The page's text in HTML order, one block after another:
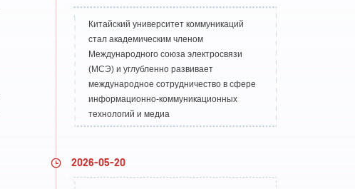
Китайский университет коммуникаций
стал академическим членом
Международного союза электросвязи
(МСЭ) и углубленно развивает
международное сотрудничество в сфере
информационно-коммуникационных
технологий и медиа
2026-05-20